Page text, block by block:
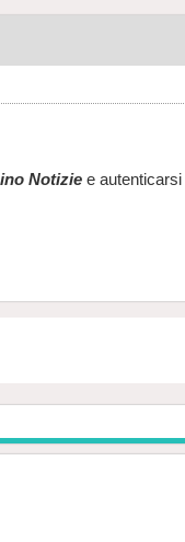
Notizie e autenticarsi